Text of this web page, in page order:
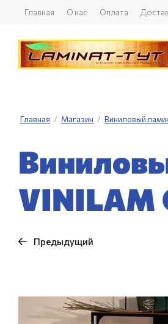
Главная О нас Оплата
Главная / Магазин / Виниловый
VINILAM
Предыдущий